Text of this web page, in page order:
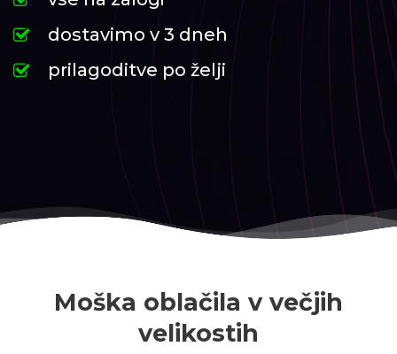
dostavimo v 3 dneh
prilagoditve po želji
Moška oblačila v večjih
velikostih